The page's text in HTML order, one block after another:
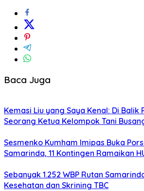
Baca Juga
Kemasi Liu yang Saya Kenal: Di Balik
Seorang Ketua Kelompok Tani
Sesmenko Kumham Imipas Buka
Samarinda, 11 Kontingen Ramaikan
Sebanyak 1.252 WBP Rutan
Kesehatan dan Skrining TBC